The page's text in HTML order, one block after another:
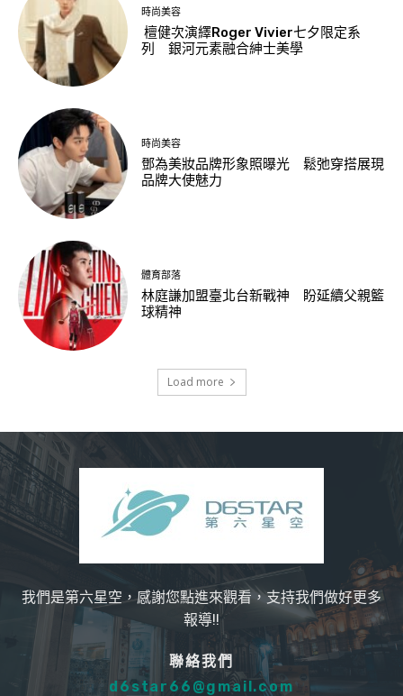
時尚美容
檀健次演繹Roger Vivier七夕限定系
列 銀河元素融合紳士美學
時尚美容
鄧為美妝品牌形象照曝光 鬆弛穿搭展現
品牌大使魅力
體育部落
林庭謙加盟臺北台新戰神 盼延續父親籃
球精神
Load more
我們是第六星空，感謝您點進來觀看，支持我們做好更多
報導!!
聯絡我們
d6star66@gmail.com